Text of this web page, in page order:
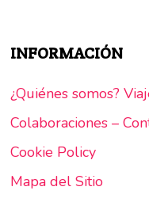
INFORMACIÓN
¿Quiénes somos?
Colaboraciones –
Cookie Policy
Mapa del Sitio